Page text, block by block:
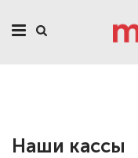
Наши кассы